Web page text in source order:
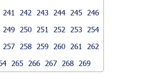
241 242 243 244 245
246
249 250 251 252 253
254
257 258 259 260 261
262
265 266 267 268 269